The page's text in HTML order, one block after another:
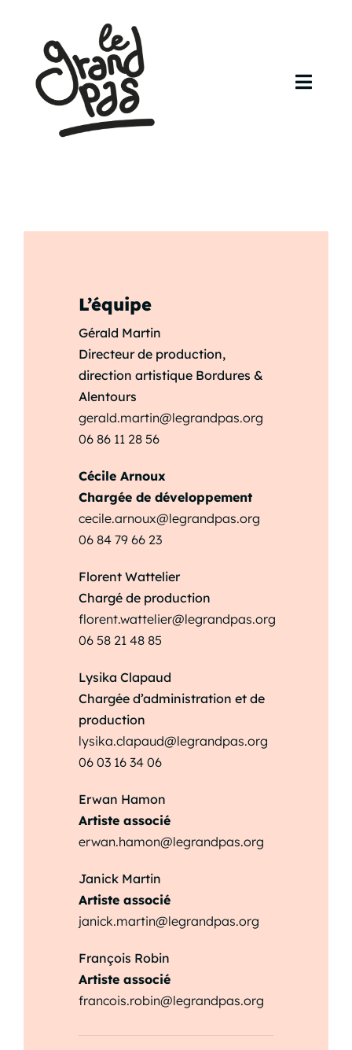
content
Accueil
Artistes
L’équipe
Gérald Martin
Directeur de production,
direction artistique Bordures &
Alentours
gerald.martin@legrandpas.org
06 86 11 28 56
Cécile Arnoux
Chargée de développement
cecile.arnoux@legrandpas.org
06 84 79 66 23
Florent Wattelier
Chargé de production
florent.wattelier@legrandpas.org
06 58 21 48 85
Lysika Clapaud
Chargée d’administration et de
production
lysika.clapaud@legrandpas.org
06 03 16 34 06
Erwan Hamon
Artiste associé
erwan.hamon@legrandpas.org
Janick Martin
Artiste associé
janick.martin@legrandpas.org
François Robin
Artiste associé
francois.robin@legrandpas.org